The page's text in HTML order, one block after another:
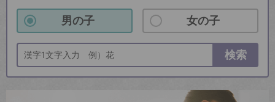
男の子 女の子
検索